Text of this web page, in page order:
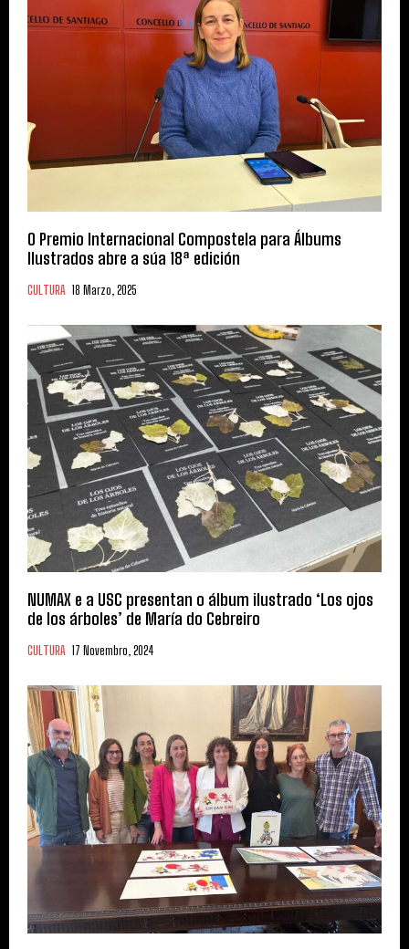
O Premio Internacional Compostela para Álbums
Ilustrados abre a súa 18ª edición
CULTURA 18 Marzo, 2025
NUMAX e a USC presentan o álbum ilustrado ‘Los ojos
de los árboles’ de María do Cebreiro
CULTURA 17 Novembro, 2024